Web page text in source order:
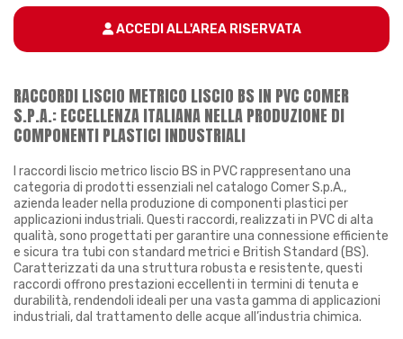
ACCEDI ALL'AREA RISERVATA
RACCORDI LISCIO METRICO LISCIO BS IN PVC COMER
S.P.A.: ECCELLENZA ITALIANA NELLA PRODUZIONE DI
COMPONENTI PLASTICI INDUSTRIALI
I raccordi liscio metrico liscio BS in PVC rappresentano una
categoria di prodotti essenziali nel catalogo Comer S.p.A.,
azienda leader nella produzione di componenti plastici per
applicazioni industriali. Questi raccordi, realizzati in PVC di alta
qualità, sono progettati per garantire una connessione efficiente
e sicura tra tubi con standard metrici e British Standard (BS).
Caratterizzati da una struttura robusta e resistente, questi
raccordi offrono prestazioni eccellenti in termini di tenuta e
durabilità, rendendoli ideali per una vasta gamma di applicazioni
industriali, dal trattamento delle acque all’industria chimica.